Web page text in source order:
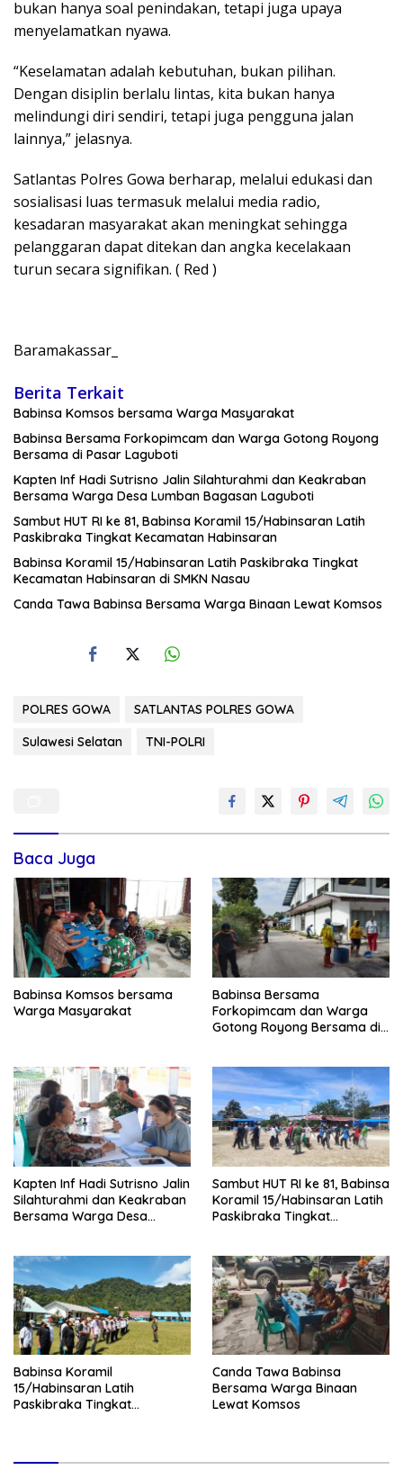
bukan hanya soal penindakan, tetapi juga upaya
menyelamatkan nyawa.
“Keselamatan adalah kebutuhan, bukan pilihan.
Dengan disiplin berlalu lintas, kita bukan hanya
melindungi diri sendiri, tetapi juga pengguna jalan
lainnya,” jelasnya.
Satlantas Polres Gowa berharap, melalui edukasi dan
sosialisasi luas termasuk melalui media radio,
kesadaran masyarakat akan meningkat sehingga
pelanggaran dapat ditekan dan angka kecelakaan
turun secara signifikan. ( Red )
Baramakassar_
Berita Terkait
Babinsa Komsos bersama Warga Masyarakat
Babinsa Bersama Forkopimcam dan Warga Gotong Royong
Bersama di Pasar Laguboti
Kapten Inf Hadi Sutrisno Jalin Silahturahmi dan Keakraban
Bersama Warga Desa Lumban Bagasan Laguboti
Sambut HUT RI ke 81, Babinsa Koramil 15/Habinsaran Latih
Paskibraka Tingkat Kecamatan Habinsaran
Babinsa Koramil 15/Habinsaran Latih Paskibraka Tingkat
Kecamatan Habinsaran di SMKN Nasau
Canda Tawa Babinsa Bersama Warga Binaan Lewat Komsos
POLRES GOWA
SATLANTAS POLRES GOWA
Sulawesi Selatan
TNI-POLRI
Baca Juga
Babinsa Komsos bersama
Warga Masyarakat
Babinsa Bersama
Forkopimcam dan Warga
Gotong Royong Bersama di
Kapten Inf Hadi Sutrisno Jalin
Silahturahmi dan Keakraban
Bersama Warga Desa
Sambut HUT RI ke 81, Babinsa
Koramil 15/Habinsaran Latih
Paskibraka Tingkat
Babinsa Koramil
15/Habinsaran Latih
Paskibraka Tingkat
Canda Tawa Babinsa
Bersama Warga Binaan
Lewat Komsos